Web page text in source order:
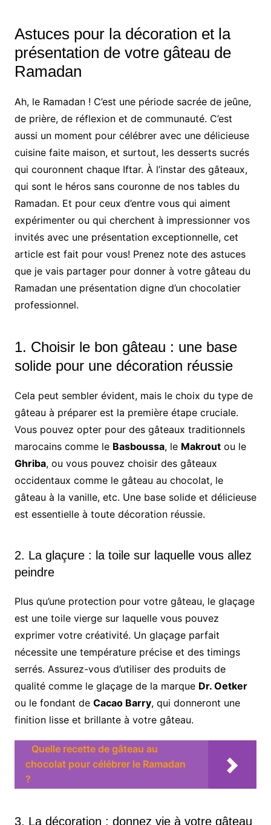
Astuces pour la décoration et la
présentation de votre gâteau de
Ramadan
Ah, le Ramadan ! C’est une période sacrée de jeûne,
de prière, de réflexion et de communauté. C’est
aussi un moment pour célébrer avec une délicieuse
cuisine faite maison, et surtout, les desserts sucrés
qui couronnent chaque Iftar. À l’instar des gâteaux,
qui sont le héros sans couronne de nos tables du
Ramadan. Et pour ceux d’entre vous qui aiment
expérimenter ou qui cherchent à impressionner vos
invités avec une présentation exceptionnelle, cet
article est fait pour vous! Prenez note des astuces
que je vais partager pour donner à votre gâteau du
Ramadan une présentation digne d’un chocolatier
professionnel.
1. Choisir le bon gâteau : une base
solide pour une décoration réussie
Cela peut sembler évident, mais le choix du type de
gâteau à préparer est la première étape cruciale.
Vous pouvez opter pour des gâteaux traditionnels
marocains comme le Basboussa, le Makroutou le
Ghriba, ou vous pouvez choisir des gâteaux
occidentaux comme le gâteau au chocolat, le
gâteau à la vanille, etc. Une base solide et délicieuse
est essentielle à toute décoration réussie.
2. La glaçure : la toile sur laquelle vous allez
peindre
Plus qu’une protection pour votre gâteau, le glaçage
est une toile vierge sur laquelle vous pouvez
exprimer votre créativité. Un glaçage parfait
nécessite une température précise et des timings
serrés. Assurez-vous d’utiliser des produits de
qualité comme le glaçage de la marque Dr. Oetker
ou le fondant de Cacao Barry, qui donneront une
finition lisse et brillante à votre gâteau.
Quelle recette de gâteau au
chocolat pour célébrer le Ramadan
?
3. La décoration : donnez vie à votre gâteau